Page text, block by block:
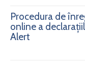
Procedura de
online a
Alert